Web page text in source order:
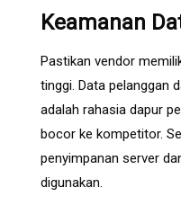
Keamanan
Pastikan vendor
tinggi. Data pelanggan
adalah rahasia dapur
bocor ke kompetitor.
penyimpanan server
digunakan.